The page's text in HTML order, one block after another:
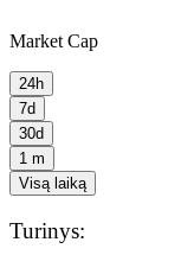
Market Cap
24h
7d
30d
1 m
Visą laiką
Turinys: